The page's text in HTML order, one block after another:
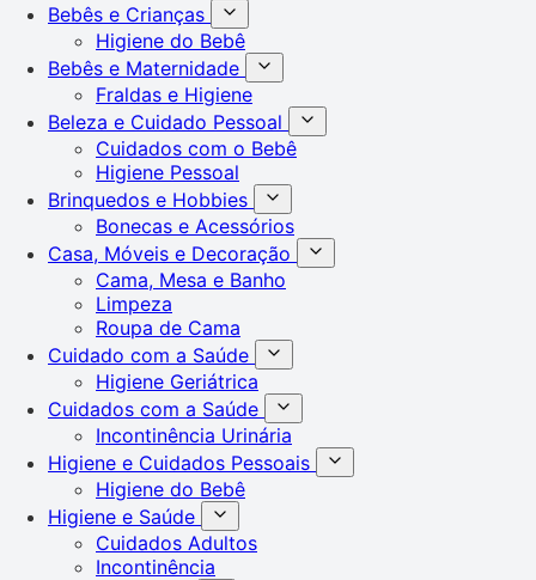
Bebês e Crianças
Higiene do Bebê
Bebês e Maternidade
Fraldas e Higiene
Beleza e Cuidado Pessoal
Cuidados com o Bebê
Higiene Pessoal
Brinquedos e Hobbies
Bonecas e Acessórios
Casa, Móveis e Decoração
Cama, Mesa e Banho
Limpeza
Roupa de Cama
Cuidado com a Saúde
Higiene Geriátrica
Cuidados com a Saúde
Incontinência Urinária
Higiene e Cuidados Pessoais
Higiene do Bebê
Higiene e Saúde
Cuidados Adultos
Incontinência